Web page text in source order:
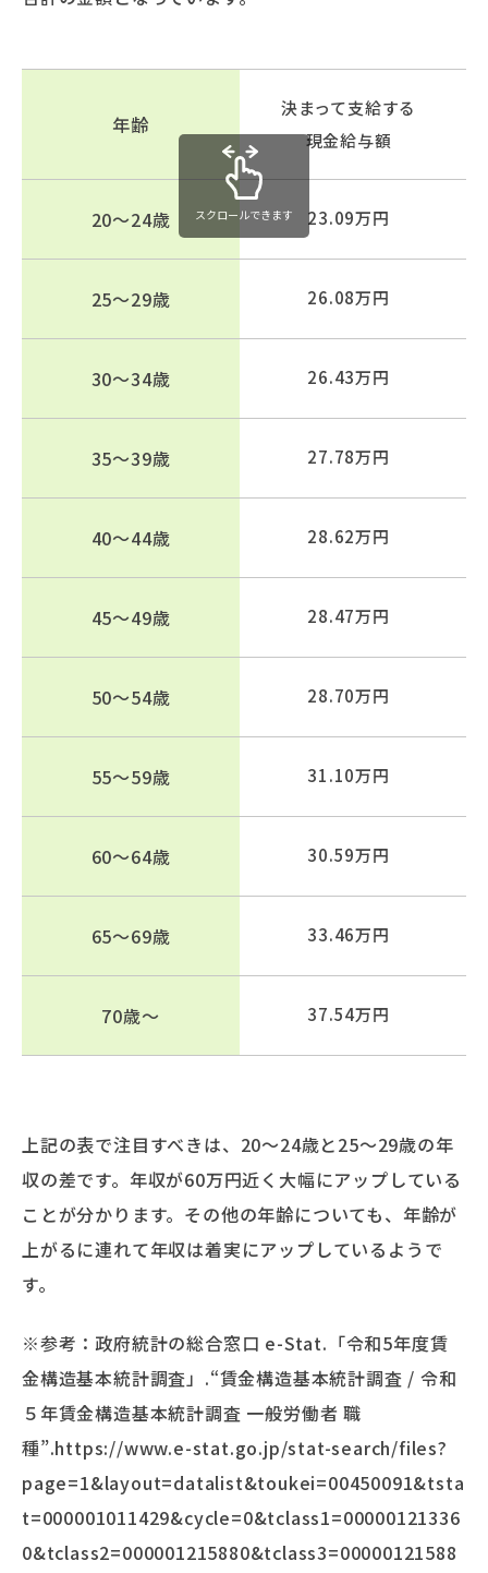
年齢
決まって支給する
現金給与額
20～24歳 23.09万円
25～29歳 26.08万円
30～34歳 26.43万円
35～39歳 27.78万円
40～44歳 28.62万円
45～49歳 28.47万円
50～54歳 28.70万円
55～59歳 31.10万円
60～64歳 30.59万円
65～69歳 33.46万円
70歳～ 37.54万円
スクロールできます
上記の表で注目すべきは、20～24歳と25～29歳の年
収の差です。年収が60万円近く大幅にアップしている
ことが分かります。その他の年齢についても、年齢が
上がるに連れて年収は着実にアップしているようで
す。
※参考：政府統計の総合窓口 e-Stat.「令和5年度賃
金構造基本統計調査」.“賃金構造基本統計調査 / 令和
５年賃金構造基本統計調査 一般労働者 職
種”.https://www.e-stat.go.jp/stat-search/files?
page=1&layout=datalist&toukei=00450091&tsta
t=000001011429&cycle=0&tclass1=00000121336
0&tclass2=000001215880&tclass3=00000121588